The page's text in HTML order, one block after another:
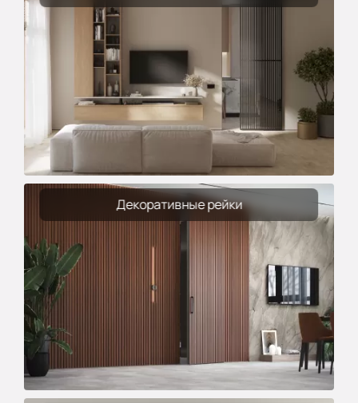
Декоративные рейки